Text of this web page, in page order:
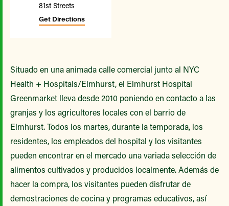
81st Streets
Get Directions
Situado en una animada calle comercial junto al NYC
Health + Hospitals/Elmhurst, el Elmhurst Hospital
Greenmarket lleva desde 2010 poniendo en contacto a las
granjas y los agricultores locales con el barrio de
Elmhurst. Todos los martes, durante la temporada, los
residentes, los empleados del hospital y los visitantes
pueden encontrar en el mercado una variada selección de
alimentos cultivados y producidos localmente. Además de
hacer la compra, los visitantes pueden disfrutar de
demostraciones de cocina y programas educativos, así